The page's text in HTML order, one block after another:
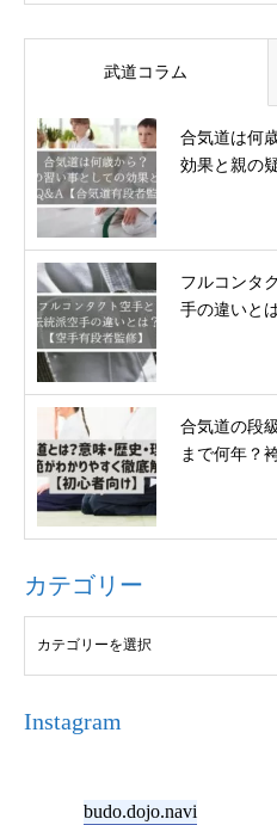
武道コラム
合気道は何
効果と親の疑
フルコンタ
手の違いとは
合気道の段
まで何年？袴
カテゴリー
Instagram
budo.dojo.navi